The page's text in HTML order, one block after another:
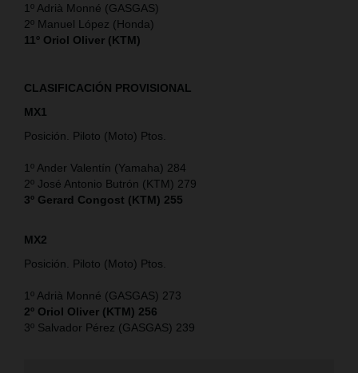
1º Adrià Monné (GASGAS)
2º Manuel López (Honda)
11º Oriol Oliver (KTM)
CLASIFICACIÓN PROVISIONAL
MX1
Posición. Piloto (Moto) Ptos.
1º Ander Valentín (Yamaha) 284
2º José Antonio Butrón (KTM) 279
3º Gerard Congost (KTM) 255
MX2
Posición. Piloto (Moto) Ptos.
1º Adrià Monné (GASGAS) 273
2º Oriol Oliver (KTM) 256
3º Salvador Pérez (GASGAS) 239